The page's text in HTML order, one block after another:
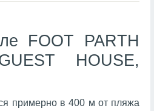
FOOT PARTH
HOUSE,
примерно в 400 м от пляжа